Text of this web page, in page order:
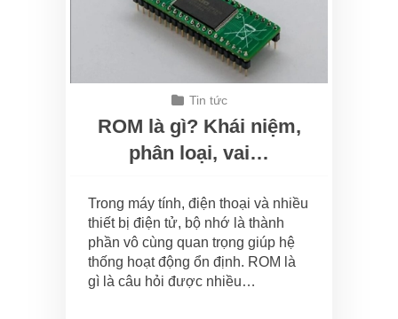
Tin tức
ROM là gì? Khái niệm,
phân loại, vai…
Trong máy tính, điện thoại và nhiều
thiết bị điện tử, bộ nhớ là thành
phần vô cùng quan trọng giúp hệ
thống hoạt động ổn định. ROM là
gì là câu hỏi được nhiều…